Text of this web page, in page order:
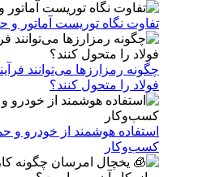
تفاوت نگاه توریست آماتور
چگونه رمزارزها می‌توانند
فولاد را متحول کنند؟
استفاده هوشمند از خودرو و
کسب‌وکار